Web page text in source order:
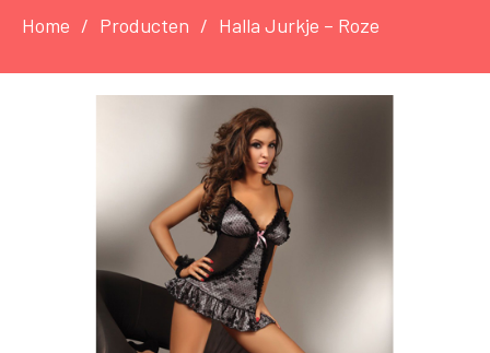
Home Producten Halla Jurkje – Roze